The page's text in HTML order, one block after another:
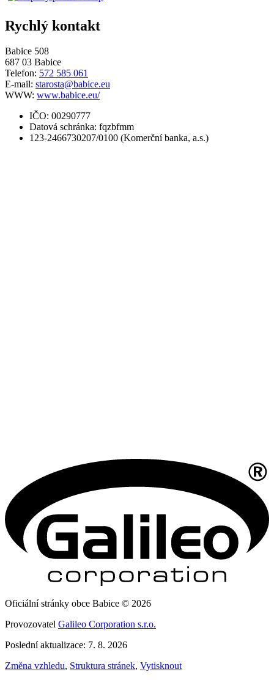
Rychlý kontakt
Babice 508
687 03 Babice
Telefon: 572 585 061
E-mail: starosta@babice.eu
WWW: www.babice.eu/
IČO: 00290777
Datová schránka: fqzbfmm
123-2466730207/0100 (Komerční banka, a.s.)
Oficiální stránky obce Babice © 2026
Provozovatel Galileo Corporation s.r.o.
Poslední aktualizace: 7. 8. 2026
Změna vzhledu, Struktura stránek, Vytisknout